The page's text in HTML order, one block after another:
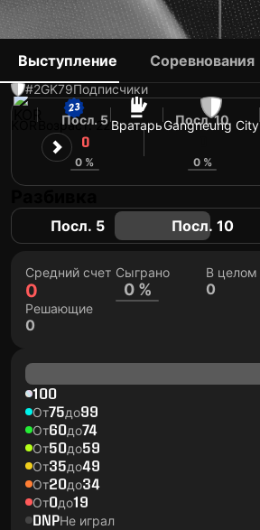
HAN JI-YUL
#2GK79Подписчики
Возраст: 22 ВратарьGangneung City
Выступление Соревнования
Посл. 5
0
0 %
Посл. 10
0 %
Посл. 5 Посл. 10
Средний счет
0
Сыграно
0 %
В целом
0
Решающие
0
100
От75до99
От60до74
От50до59
От35до49
От20до34
От0до19
DNPНе играл